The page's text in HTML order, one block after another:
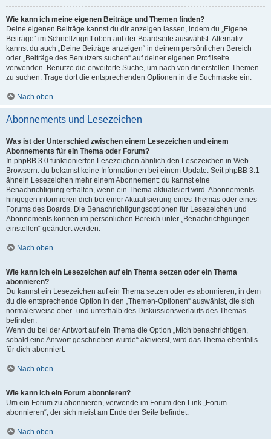
Wie kann ich meine eigenen Beiträge und Themen finden?
Deine eigenen Beiträge kannst du dir anzeigen lassen, indem du „Eigene
Beiträge“ im Schnellzugriff oben auf der Boardseite auswählst. Alternativ
kannst du auch „Deine Beiträge anzeigen“ in deinem persönlichen Bereich
oder „Beiträge des Benutzers suchen“ auf deiner eigenen Profilseite
verwenden. Benutze die erweiterte Suche, um nach von dir erstellen Themen
zu suchen. Trage dort die entsprechenden Optionen in die Suchmaske ein.
Nach oben
Abonnements und Lesezeichen
Was ist der Unterschied zwischen einem Lesezeichen und einem
Abonnements für ein Thema oder Forum?
In phpBB 3.0 funktionierten Lesezeichen ähnlich den Lesezeichen in Web-
Browsern: du bekamst keine Informationen bei einem Update. Seit phpBB 3.1
ähneln Lesezeichen mehr einem Abonnement: du kannst eine
Benachrichtigung erhalten, wenn ein Thema aktualisiert wird. Abonnements
hingegen informieren dich bei einer Aktualisierung eines Themas oder eines
Forums des Boards. Die Benachrichtigungsoptionen für Lesezeichen und
Abonnements können im persönlichen Bereich unter „Benachrichtigungen
einstellen“ geändert werden.
Nach oben
Wie kann ich ein Lesezeichen auf ein Thema setzen oder ein Thema
abonnieren?
Du kannst ein Lesezeichen auf ein Thema setzen oder es abonnieren, in dem
du die entsprechende Option in den „Themen-Optionen“ auswählst, die sich
normalerweise ober- und unterhalb des Diskussionsverlaufs des Themas
befinden.
Wenn du bei der Antwort auf ein Thema die Option „Mich benachrichtigen,
sobald eine Antwort geschrieben wurde“ aktivierst, wird das Thema ebenfalls
für dich abonniert.
Nach oben
Wie kann ich ein Forum abonnieren?
Um ein Forum zu abonnieren, verwende im Forum den Link „Forum
abonnieren“, der sich meist am Ende der Seite befindet.
Nach oben